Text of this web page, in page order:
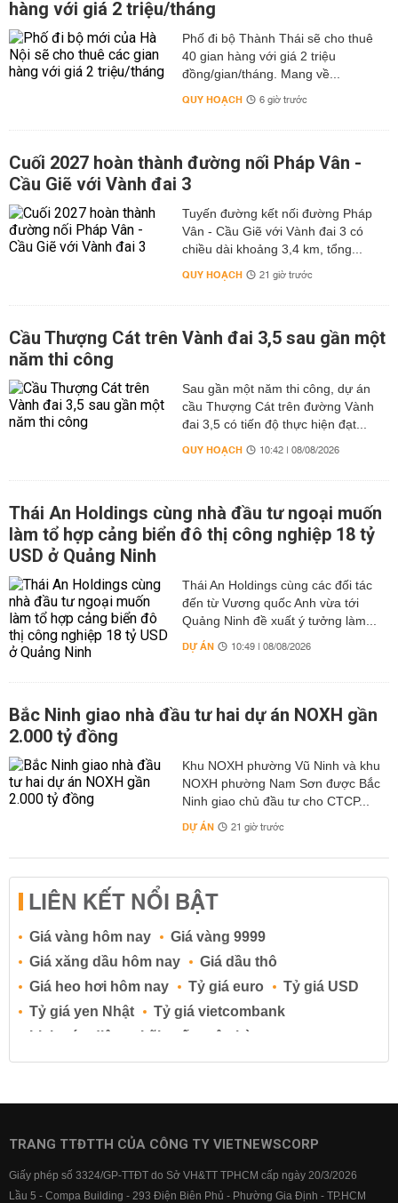
hàng với giá 2 triệu/tháng
Phố đi bộ Thành Thái sẽ cho thuê
40 gian hàng với giá 2 triệu
đồng/gian/tháng. Mang về...
QUY HOẠCH 6 giờ trước
Cuối 2027 hoàn thành đường nối Pháp Vân -
Cầu Giẽ với Vành đai 3
Tuyến đường kết nối đường Pháp
Vân - Cầu Giẽ với Vành đai 3 có
chiều dài khoảng 3,4 km, tổng...
QUY HOẠCH 21 giờ trước
Cầu Thượng Cát trên Vành đai 3,5 sau gần một
năm thi công
Sau gần một năm thi công, dự án
cầu Thượng Cát trên đường Vành
đai 3,5 có tiến độ thực hiện đạt...
QUY HOẠCH 10:42 | 08/08/2026
Thái An Holdings cùng nhà đầu tư ngoại muốn
làm tổ hợp cảng biển đô thị công nghiệp 18 tỷ
USD ở Quảng Ninh
Thái An Holdings cùng các đối tác
đến từ Vương quốc Anh vừa tới
Quảng Ninh đề xuất ý tưởng làm...
DỰ ÁN 10:49 | 08/08/2026
Bắc Ninh giao nhà đầu tư hai dự án NOXH gần
2.000 tỷ đồng
Khu NOXH phường Vũ Ninh và khu
NOXH phường Nam Sơn được Bắc
Ninh giao chủ đầu tư cho CTCP...
DỰ ÁN 21 giờ trước
LIÊN KẾT NỔI BẬT
Giá vàng hôm nay
Giá vàng 9999
Giá xăng dầu hôm nay
Giá dầu thô
Giá heo hơi hôm nay
Tỷ giá euro
Tỷ giá USD
Tỷ giá yen Nhật
Tỷ giá vietcombank
Lịch cúp điện
Lãi suất ngân hàng
Lãi suất tiết kiệm
Lãi suất tiền gửi
Lãi suất ngân hàng BIDV
Lãi suất ngân hàng Vietcombank
TRANG TTĐTTH CỦA CÔNG TY VIETNEWSCORP
Giấy phép số 3324/GP-TTĐT do Sở VH&TT TPHCM cấp ngày 20/3/2026
Lầu 5 - Compa Building - 293 Điện Biên Phủ - Phường Gia Định - TP.HCM